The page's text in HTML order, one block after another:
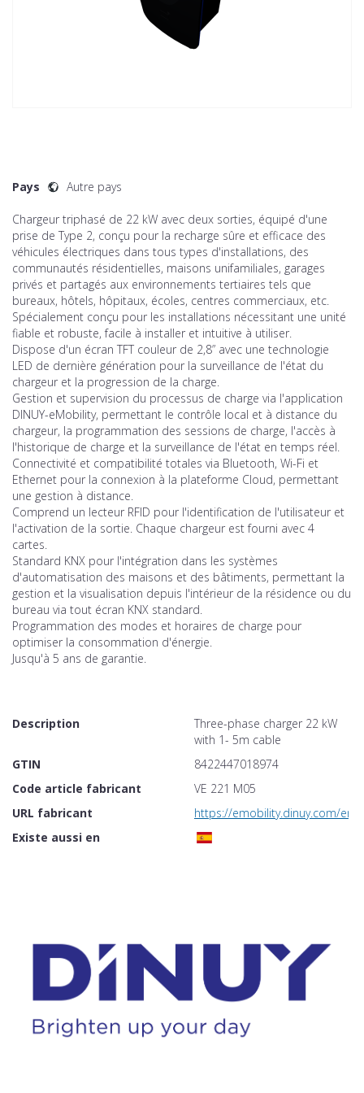
Pays Autre pays
Chargeur triphasé de 22 kW avec deux sorties, équipé d'une
prise de Type 2, conçu pour la recharge sûre et efficace des
véhicules électriques dans tous types d'installations, des
communautés résidentielles, maisons unifamiliales, garages
privés et partagés aux environnements tertiaires tels que
bureaux, hôtels, hôpitaux, écoles, centres commerciaux, etc.
Spécialement conçu pour les installations nécessitant une unité
fiable et robuste, facile à installer et intuitive à utiliser.
Dispose d'un écran TFT couleur de 2,8” avec une technologie
LED de dernière génération pour la surveillance de l'état du
chargeur et la progression de la charge.
Gestion et supervision du processus de charge via l'application
DINUY-eMobility, permettant le contrôle local et à distance du
chargeur, la programmation des sessions de charge, l'accès à
l'historique de charge et la surveillance de l'état en temps réel.
Connectivité et compatibilité totales via Bluetooth, Wi-Fi et
Ethernet pour la connexion à la plateforme Cloud, permettant
une gestion à distance.
Comprend un lecteur RFID pour l'identification de l'utilisateur et
l'activation de la sortie. Chaque chargeur est fourni avec 4
cartes.
Standard KNX pour l'intégration dans les systèmes
d'automatisation des maisons et des bâtiments, permettant la
gestion et la visualisation depuis l'intérieur de la résidence ou du
bureau via tout écran KNX standard.
Programmation des modes et horaires de charge pour
optimiser la consommation d'énergie.
Jusqu'à 5 ans de garantie.
Description
Three-phase charger 22 kW
with 1- 5m cable
GTIN
8422447018974
Code article fabricant
VE 221 M05
URL fabricant
https://emobility.dinuy.com/en/
Existe aussi en